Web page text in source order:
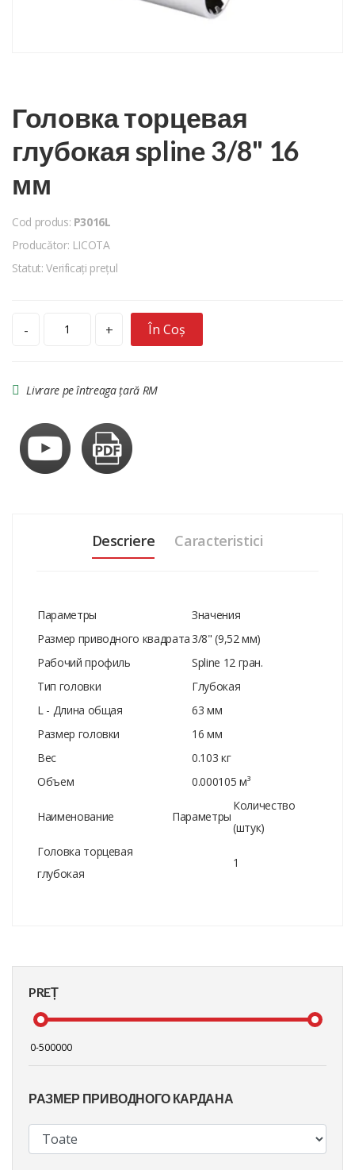
PREȚ
РАЗМЕР ПРИВОДНОГО КАРДАНА
Головка торцевая
глубокая spline 3/8" 16
мм
Cod produs: P3016L
Producător: LICOTA
Statut: Verificați prețul
- + În Coș
Livrare pe întreaga țară RM
Descriere Caracteristici
Параметры
Значения
Размер приводного квадрата 3/8" (9,52 мм)
Рабочий профиль
Spline 12 гран.
Тип головки
Глубокая
L - Длина общая
63 мм
Размер головки
16 мм
Вес
0.103 кг
Объем
0.000105 м³
Наименование Параметры
Количество
(штук)
Головка торцевая
глубокая
1